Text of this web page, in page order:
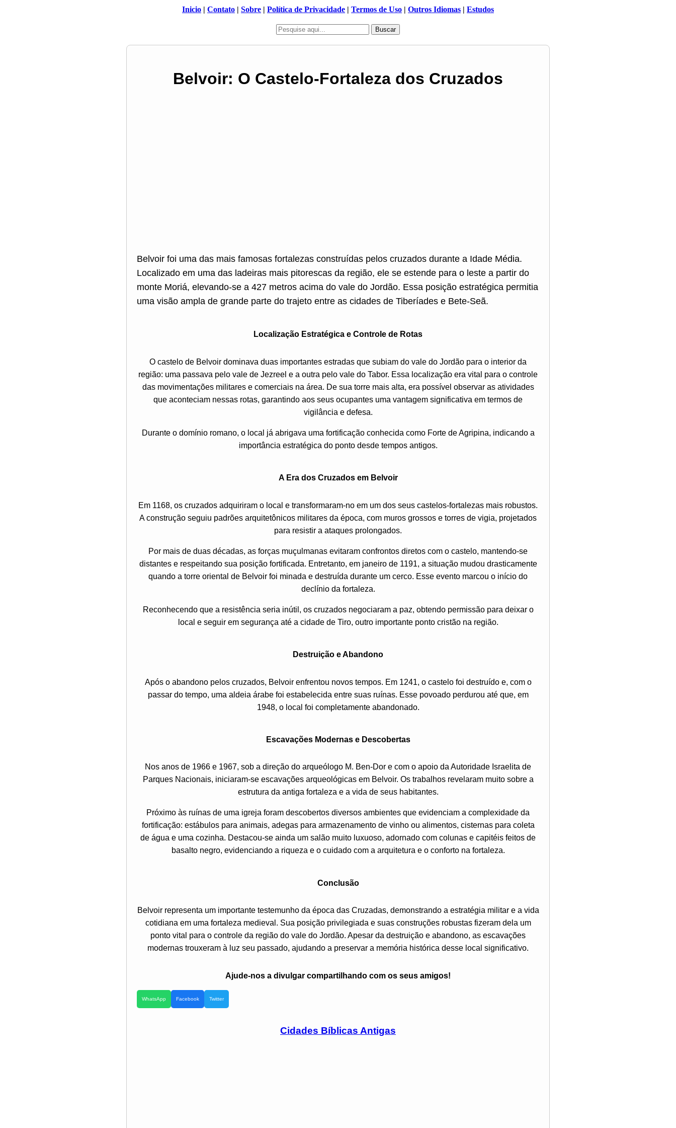
Inicio | Contato | Sobre | Política de Privacidade | Termos de Uso | Outros Idiomas | Estudos
Buscar
Belvoir: O Castelo-Fortaleza dos Cruzados
Belvoir foi uma das mais famosas fortalezas construídas pelos cruzados durante a Idade Média.
Localizado em uma das ladeiras mais pitorescas da região, ele se estende para o leste a partir do
monte Moriá, elevando-se a 427 metros acima do vale do Jordão. Essa posição estratégica permitia
uma visão ampla de grande parte do trajeto entre as cidades de Tiberíades e Bete-Seã.
Localização Estratégica e Controle de Rotas
O castelo de Belvoir dominava duas importantes estradas que subiam do vale do Jordão para o interior da
região: uma passava pelo vale de Jezreel e a outra pelo vale do Tabor. Essa localização era vital para o controle
das movimentações militares e comerciais na área. De sua torre mais alta, era possível observar as atividades
que aconteciam nessas rotas, garantindo aos seus ocupantes uma vantagem significativa em termos de
vigilância e defesa.
Durante o domínio romano, o local já abrigava uma fortificação conhecida como Forte de Agripina, indicando a
importância estratégica do ponto desde tempos antigos.
A Era dos Cruzados em Belvoir
Em 1168, os cruzados adquiriram o local e transformaram-no em um dos seus castelos-fortalezas mais robustos.
A construção seguiu padrões arquitetônicos militares da época, com muros grossos e torres de vigia, projetados
para resistir a ataques prolongados.
Por mais de duas décadas, as forças muçulmanas evitaram confrontos diretos com o castelo, mantendo-se
distantes e respeitando sua posição fortificada. Entretanto, em janeiro de 1191, a situação mudou drasticamente
quando a torre oriental de Belvoir foi minada e destruída durante um cerco. Esse evento marcou o início do
declínio da fortaleza.
Reconhecendo que a resistência seria inútil, os cruzados negociaram a paz, obtendo permissão para deixar o
local e seguir em segurança até a cidade de Tiro, outro importante ponto cristão na região.
Destruição e Abandono
Após o abandono pelos cruzados, Belvoir enfrentou novos tempos. Em 1241, o castelo foi destruído e, com o
passar do tempo, uma aldeia árabe foi estabelecida entre suas ruínas. Esse povoado perdurou até que, em
1948, o local foi completamente abandonado.
Escavações Modernas e Descobertas
Nos anos de 1966 e 1967, sob a direção do arqueólogo M. Ben-Dor e com o apoio da Autoridade Israelita de
Parques Nacionais, iniciaram-se escavações arqueológicas em Belvoir. Os trabalhos revelaram muito sobre a
estrutura da antiga fortaleza e a vida de seus habitantes.
Próximo às ruínas de uma igreja foram descobertos diversos ambientes que evidenciam a complexidade da
fortificação: estábulos para animais, adegas para armazenamento de vinho ou alimentos, cisternas para coleta
de água e uma cozinha. Destacou-se ainda um salão muito luxuoso, adornado com colunas e capitéis feitos de
basalto negro, evidenciando a riqueza e o cuidado com a arquitetura e o conforto na fortaleza.
Conclusão
Belvoir representa um importante testemunho da época das Cruzadas, demonstrando a estratégia militar e a vida
cotidiana em uma fortaleza medieval. Sua posição privilegiada e suas construções robustas fizeram dela um
ponto vital para o controle da região do vale do Jordão. Apesar da destruição e abandono, as escavações
modernas trouxeram à luz seu passado, ajudando a preservar a memória histórica desse local significativo.
Ajude-nos a divulgar compartilhando com os seus amigos!
WhatsApp Facebook Twitter
Cidades Bíblicas Antigas